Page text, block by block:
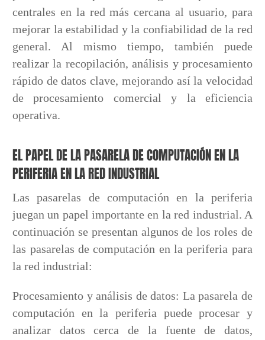
centrales en la red más cercana al usuario, para
mejorar la estabilidad y la confiabilidad de la red
general. Al mismo tiempo, también puede
realizar la recopilación, análisis y procesamiento
rápido de datos clave, mejorando así la velocidad
de procesamiento comercial y la eficiencia
operativa.
EL PAPEL DE LA PASARELA DE COMPUTACIÓN EN LA
PERIFERIA EN LA RED INDUSTRIAL
Las pasarelas de computación en la periferia
juegan un papel importante en la red industrial. A
continuación se presentan algunos de los roles de
las pasarelas de computación en la periferia para
la red industrial:
Procesamiento y análisis de datos: La pasarela de
computación en la periferia puede procesar y
analizar datos cerca de la fuente de datos,